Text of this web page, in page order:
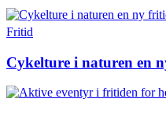
Fritid
Cykelture i naturen en